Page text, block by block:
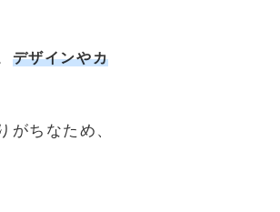
デザインやカ
ちなため、